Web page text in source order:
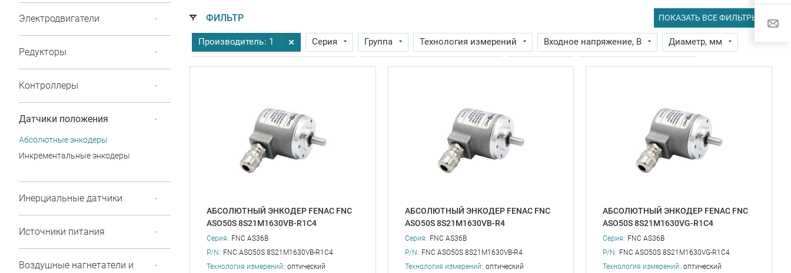
ФИЛЬТР ПОКАЗАТЬ ВСЕ ФИЛЬТРЫ
Производитель: 1 Серия Группа Технология измерений Входное напряжение, В Диаметр, мм
Диапазон рабочих температур, °С Рабочая температура max, °С Длина, мм Конфигурация онлайн
Разрядов на подсчет оборотов, бит Максимальная тактовая частота, кГц
Входное напряжение, max, В Входное напряжение, min, В Диаметр вала, мм
АБСОЛЮТНЫЙ ЭНКОДЕР FENAC FNC
ASO50S 8S21M1630VB-R1C4
Серия: FNC AS36B
P/N: FNC ASO50S 8S21M1630VB-R1C4
Технология измерений: оптический
АБСОЛЮТНЫЙ ЭНКОДЕР FENAC FNC
ASO50S 8S21M1630VB-R4
Серия: FNC AS36B
P/N: FNC ASO50S 8S21M1630VB-R4
Технология измерений: оптический
АБСОЛЮТНЫЙ ЭНКОДЕР FENAC FNC
ASO50S 8S21M1630VG-R1C4
Серия: FNC AS36B
P/N: FNC ASO50S 8S21M1630VG-R1C4
Технология измерений: оптический
Электродвигатели
Редукторы
Контроллеры
Датчики положения
Абсолютные энкодеры
Инкрементальные энкодеры
Инерциальные датчики
Источники питания
Воздушные нагнетатели и